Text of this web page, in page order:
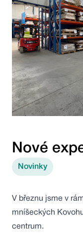
Nové
Novinky
V březnu jsme v
mníšeckých
centrum.